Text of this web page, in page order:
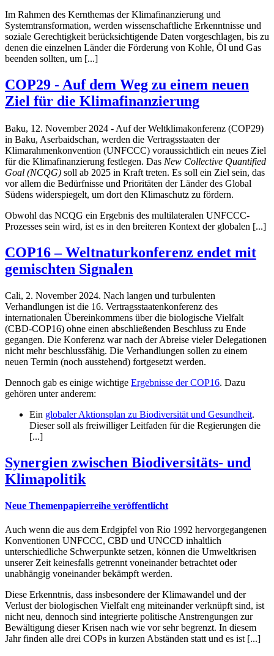
Im Rahmen des Kernthemas der Klimafinanzierung und
Systemtransformation, werden wissenschaftliche Erkenntnisse und
soziale Gerechtigkeit berücksichtigende Daten vorgeschlagen, bis zu
denen die einzelnen Länder die Förderung von Kohle, Öl und Gas
beenden sollten, um [...]
COP29 - Auf dem Weg zu einem neuen
Ziel für die Klimafinanzierung
Baku, 12. November 2024 - Auf der Weltklimakonferenz (COP29)
in Baku, Aserbaidschan, werden die Vertragsstaaten der
Klimarahmenkonvention (UNFCCC) voraussichtlich ein neues Ziel
für die Klimafinanzierung festlegen. Das New Collective Quantified
Goal (NCQG) soll ab 2025 in Kraft treten. Es soll ein Ziel sein, das
vor allem die Bedürfnisse und Prioritäten der Länder des Global
Südens widerspiegelt, um dort den Klimaschutz zu fördern.
Obwohl das NCQG ein Ergebnis des multilateralen UNFCCC-
Prozesses sein wird, ist es in den breiteren Kontext der globalen [...]
COP16 – Weltnaturkonferenz endet mit
gemischten Signalen
Cali, 2. November 2024. Nach langen und turbulenten
Verhandlungen ist die 16. Vertragsstaatenkonferenz des
internationalen Übereinkommens über die biologische Vielfalt
(CBD-COP16) ohne einen abschließenden Beschluss zu Ende
gegangen. Die Konferenz war nach der Abreise vieler Delegationen
nicht mehr beschlussfähig. Die Verhandlungen sollen zu einem
neuen Termin (noch ausstehend) fortgesetzt werden.
Dennoch gab es einige wichtige Ergebnisse der COP16. Dazu
gehören unter anderem:
Ein globaler Aktionsplan zu Biodiversität und Gesundheit.
Dieser soll als freiwilliger Leitfaden für die Regierungen die
[...]
Synergien zwischen Biodiversitäts- und
Klimapolitik
Neue Themenpapierreihe veröffentlicht
Auch wenn die aus dem Erdgipfel von Rio 1992 hervorgegangenen
Konventionen UNFCCC, CBD und UNCCD inhaltlich
unterschiedliche Schwerpunkte setzen, können die Umweltkrisen
unserer Zeit keinesfalls getrennt voneinander betrachtet oder
unabhängig voneinander bekämpft werden.
Diese Erkenntnis, dass insbesondere der Klimawandel und der
Verlust der biologischen Vielfalt eng miteinander verknüpft sind, ist
nicht neu, dennoch sind integrierte politische Anstrengungen zur
Bewältigung dieser Krisen nach wie vor sehr begrenzt. In diesem
Jahr finden alle drei COPs in kurzen Abständen statt und es ist [...]